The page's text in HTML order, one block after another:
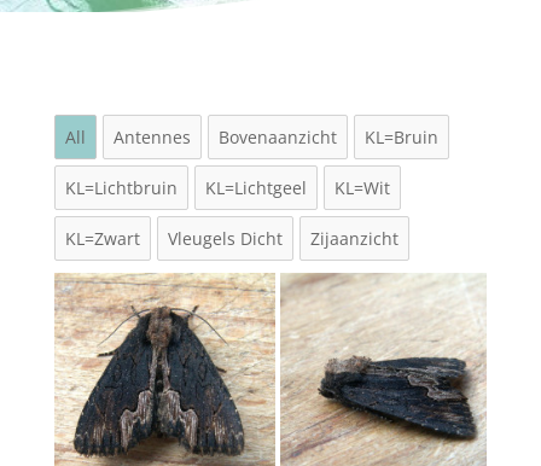
All Antennes Bovenaanzicht KL=Bruin
KL=Lichtbruin KL=Lichtgeel KL=Wit
KL=Zwart Vleugels Dicht Zijaanzicht